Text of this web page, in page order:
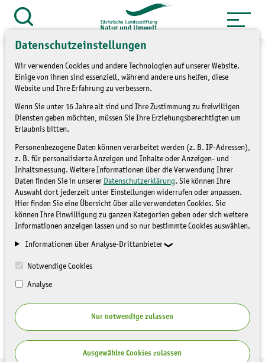
Datenschutzeinstellungen
Wir verwenden Cookies und andere Technologien auf unserer Website.
Einige von ihnen sind essenziell, während andere uns helfen, diese
Website und Ihre Erfahrung zu verbessern.
Wenn Sie unter 16 Jahre alt sind und Ihre Zustimmung zu freiwilligen
Diensten geben möchten, müssen Sie Ihre Erziehungsberechtigten um
Erlaubnis bitten.
Personenbezogene Daten können verarbeitet werden (z. B. IP-Adressen),
z. B. für personalisierte Anzeigen und Inhalte oder Anzeigen- und
Inhaltsmessung. Weitere Informationen über die Verwendung Ihrer
Daten finden Sie in unserer Datenschutzerklärung. Sie können Ihre
Auswahl dort jederzeit unter Einstellungen widerrufen oder anpassen.
Hier finden Sie eine Übersicht über alle verwendeten Cookies. Sie
können Ihre Einwilligung zu ganzen Kategorien geben oder sich weitere
Informationen anzeigen lassen und so nur bestimmte Cookies auswählen.
Informationen über Analyse-Drittanbieter
Notwendige Cookies
Analyse
Nur notwendige zulassen
Ausgewählte Cookies zulassen
Zum
Inhalt
springen
öffnen
Fachgruppe Non-formales
und informelles Lernen
Landesstrategie BNE(01389)